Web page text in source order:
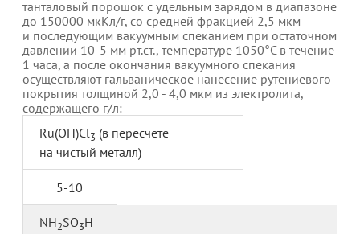
танталовый порошок с удельным зарядом в диапазоне
до 150000 мкКл/г, со средней фракцией 2,5 мкм
и последующим вакуумным спеканием при остаточном
давлении 10-5 мм рт.ст., температуре 1050°С в течение
1 часа, а после окончания вакуумного спекания
осуществляют гальваническое нанесение рутениевого
покрытия толщиной 2,0 - 4,0 мкм из электролита,
содержащего г/л:
Ru(OH)Cl3 (в пересчёте
на чистый металл)
5-10
NH2SO3H